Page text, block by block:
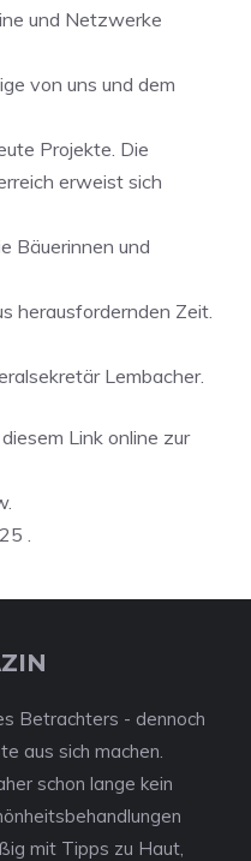
und Netzwerke
von uns und dem
Projekte. Die
erweist sich
Bäuerinnen und
herausfordernden Zeit.
Lembacher.
Link online zur
.
Betrachters - dennoch
aus sich machen.
schon lange kein
mit Tipps zu Haut,